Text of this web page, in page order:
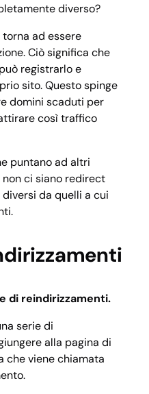
diverso?
ad essere
Ciò significa che
registrarlo e
sito. Questo spinge
domini scaduti per
così traffico
puntano ad altri
ci siano redirect
da quelli a cui
di reindirizzamenti.
serie di
alla pagina di
che viene chiamata